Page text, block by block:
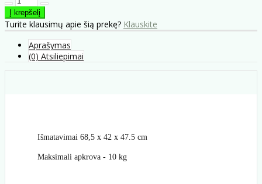
Turite klausimų apie šią prekę? Klauskite
Aprašymas
(0) Atsiliepimai
Išmatavimai 68,5 x 42 x 47.5 cm
Maksimali apkrova - 10 kg